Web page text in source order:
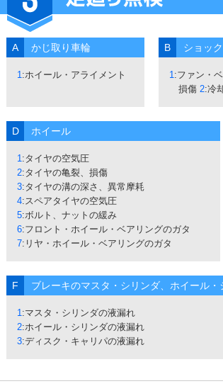
A かじ取り車輪
1:ホイール・アライメント
B ショッ
1:ファン・
損傷 2:冷
D ホイール
1:タイヤの空気圧
2:タイヤの亀裂、損傷
3:タイヤの溝の深さ、異常摩耗
4:スペアタイヤの空気圧
5:ボルト、ナットの緩み
6:フロント・ホイール・ベアリングのガタ
7:リヤ・ホイール・ベアリングのガタ
F ブレーキのマスタ・シリンダ、ホイール
1:マスタ・シリンダの液漏れ
2:ホイール・シリンダの液漏れ
3:ディスク・キャリパの液漏れ